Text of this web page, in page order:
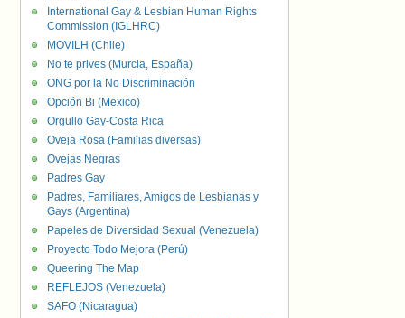
International Gay & Lesbian Human Rights
Commission (IGLHRC)
MOVILH (Chile)
No te prives (Murcia, España)
ONG por la No Discriminación
Opción Bi (Mexico)
Orgullo Gay-Costa Rica
Oveja Rosa (Familias diversas)
Ovejas Negras
Padres Gay
Padres, Familiares, Amigos de Lesbianas y
Gays (Argentina)
Papeles de Diversidad Sexual (Venezuela)
Proyecto Todo Mejora (Perú)
Queering The Map
REFLEJOS (Venezuela)
SAFO (Nicaragua)